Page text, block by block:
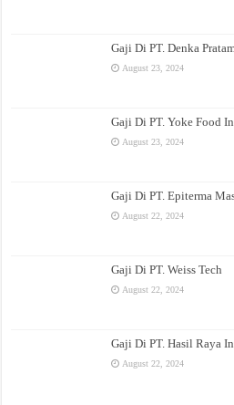
Gaji Di PT. Denka
August 23, 2024
Gaji Di PT. Yoke Food
August 23, 2024
Gaji Di PT. Epiterma
August 22, 2024
Gaji Di PT. Weiss Tech
August 22, 2024
Gaji Di PT. Hasil Raya
August 22, 2024